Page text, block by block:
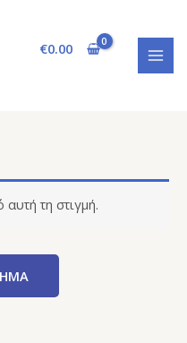
€0.00
τη στιγμή.